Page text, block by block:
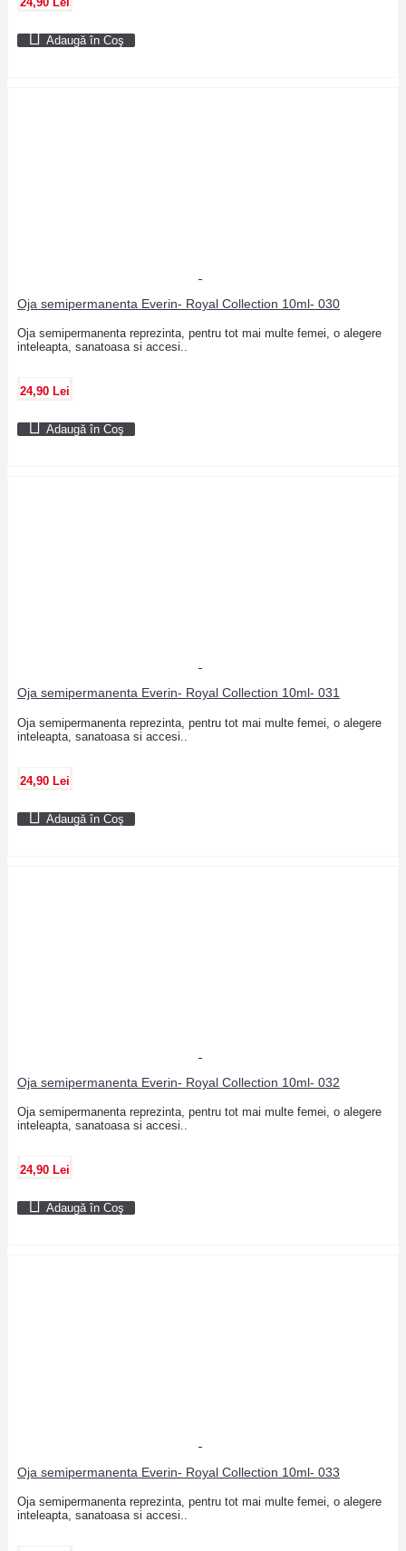
Adaugă în Coş
Oja semipermanenta Everin- Royal Collection 10ml- 030
Oja semipermanenta reprezinta, pentru tot mai multe femei, o alegere
inteleapta, sanatoasa si accesi..
24,90 Lei
Adaugă în Coş
Oja semipermanenta Everin- Royal Collection 10ml- 031
Oja semipermanenta reprezinta, pentru tot mai multe femei, o alegere
inteleapta, sanatoasa si accesi..
24,90 Lei
Adaugă în Coş
Oja semipermanenta Everin- Royal Collection 10ml- 032
Oja semipermanenta reprezinta, pentru tot mai multe femei, o alegere
inteleapta, sanatoasa si accesi..
24,90 Lei
Adaugă în Coş
Oja semipermanenta Everin- Royal Collection 10ml- 033
Oja semipermanenta reprezinta, pentru tot mai multe femei, o alegere
inteleapta, sanatoasa si accesi..